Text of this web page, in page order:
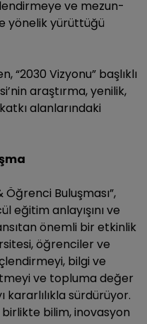
ve mezun-
yönelik yürüttüğü
“2030 Vizyonu” başlıklı
araştırma, yenilik,
alanlarındaki
Buluşması”,
eğitim anlayışını ve
önemli bir etkinlik
öğrenciler ve
bilgi ve
ve topluma değer
sürdürüyor.
bilim, inovasyon